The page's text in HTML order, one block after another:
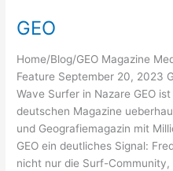
GEO
Home/Blog/GEO Magazine
Feature September 20, 2023
Wave Surfer in Nazare GEO
deutschen Magazine
und Geografiemagazin mit
GEO ein deutliches Signal:
nicht nur die Surf-Community,